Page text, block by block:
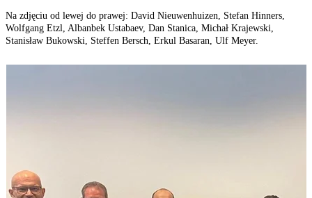
Na zdjęciu od lewej do prawej: David Nieuwenhuizen, Stefan Hinners,
Wolfgang Etzl, Albanbek Ustabaev, Dan Stanica, Michał Krajewski,
Stanisław Bukowski, Steffen Bersch, Erkul Basaran, Ulf Meyer.